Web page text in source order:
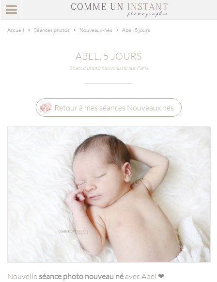
Accueil Séances photos Nouveaux-nés Abel, 5 jours
ABEL, 5 JOURS
Séance photo nouveau né sur Paris
Retour à mes séances Nouveaux nés
Nouvelle séance photo nouveau né avec Abel ❤